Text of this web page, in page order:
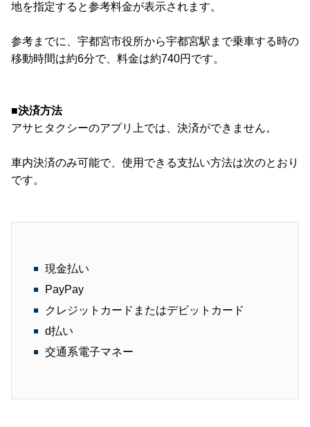
地を指定すると参考料金が表示されます。
参考までに、宇都宮市役所から宇都宮駅まで乗車する時の
移動時間は約6分で、料金は約740円です。
■決済方法
アサヒタクシーのアプリ上では、決済ができません。
車内決済のみ可能で、使用できる支払い方法は次のとおり
です。
現金払い
PayPay
クレジットカードまたはデビットカード
d払い
交通系電子マネー